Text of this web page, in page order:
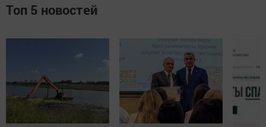
Топ 5 новостей